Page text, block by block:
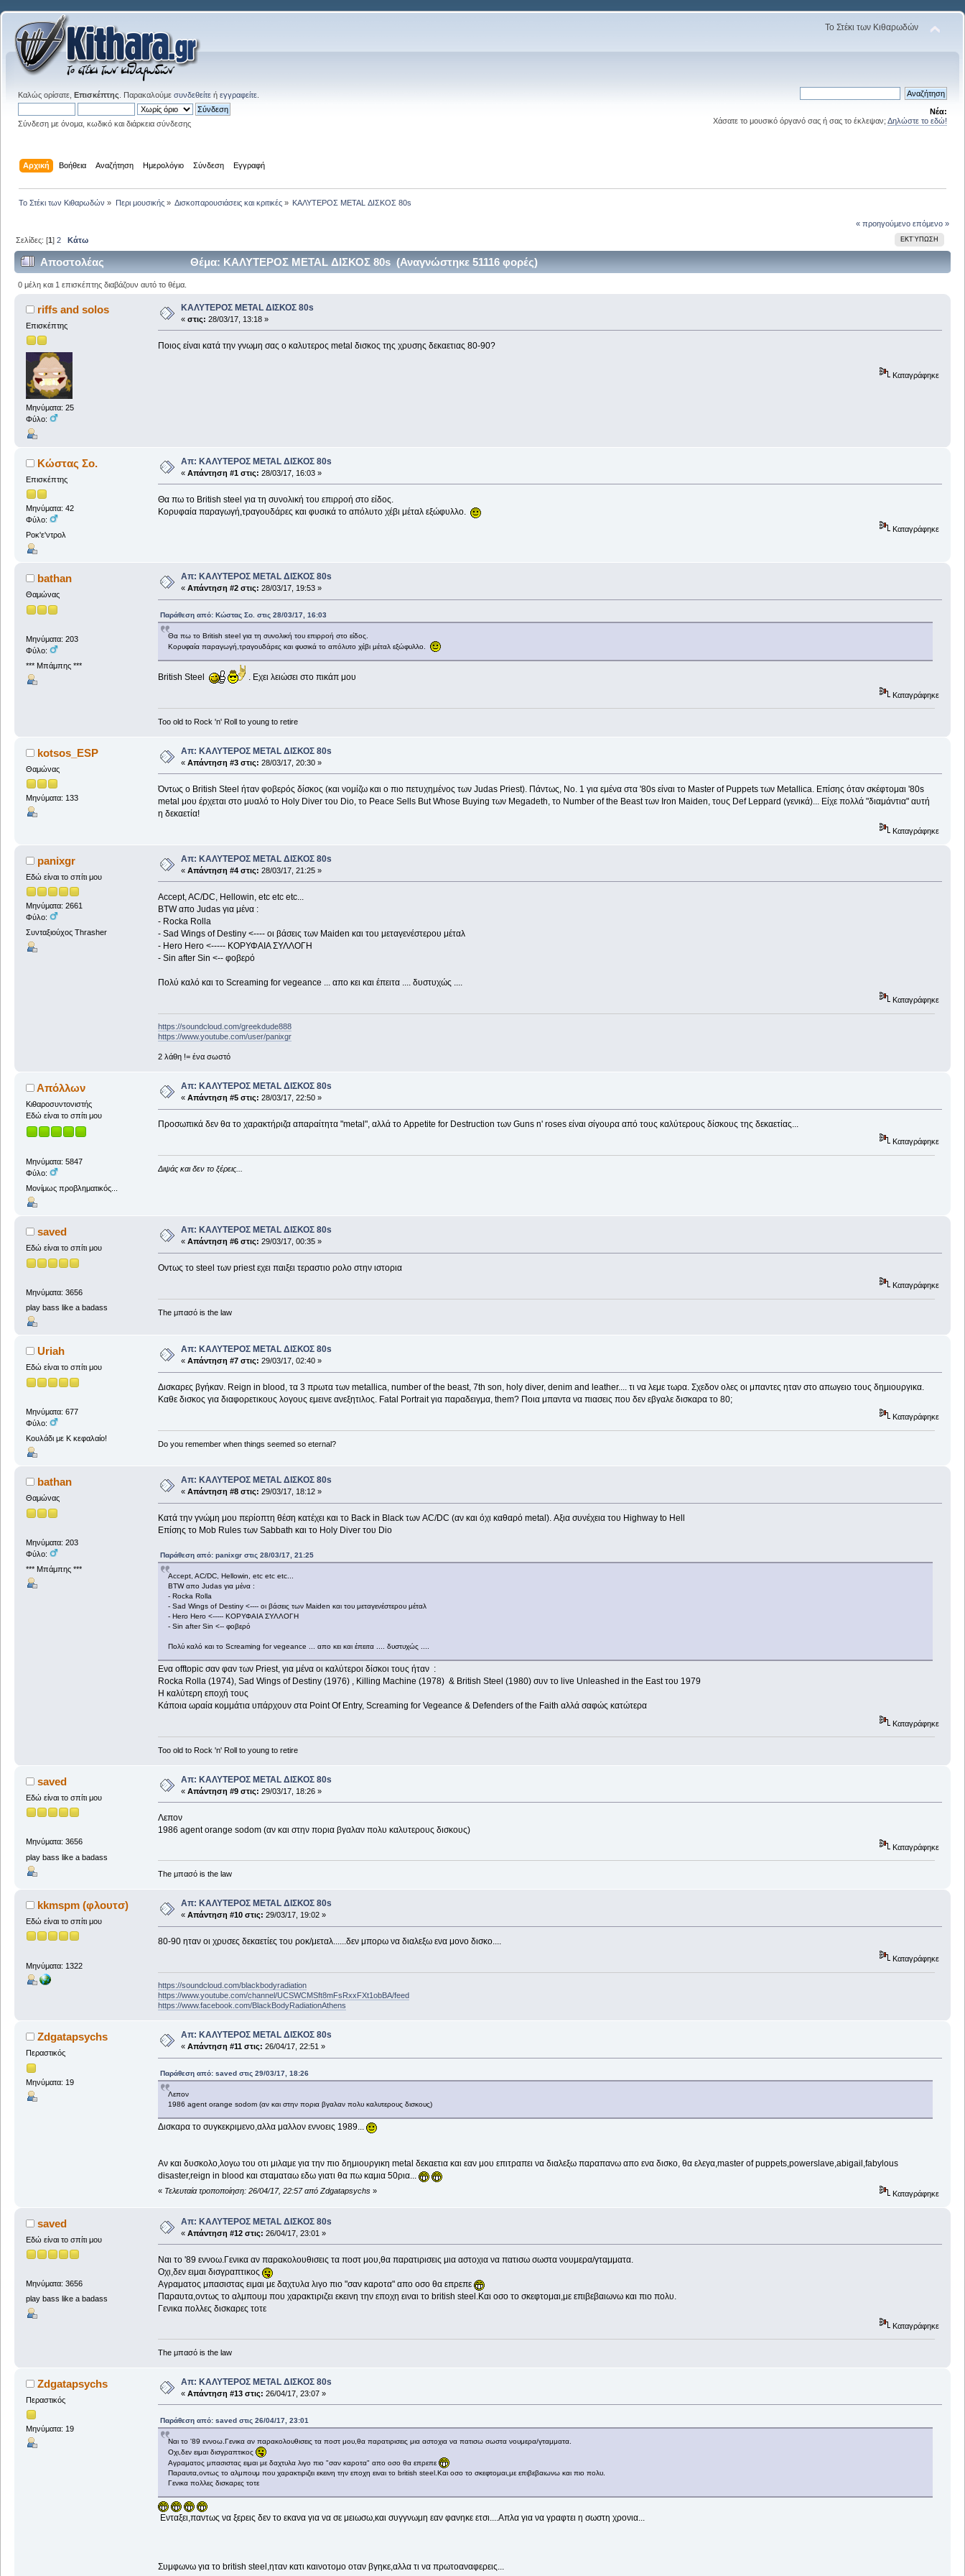
Το Στέκι των Κιθαρωδών
Καλώς ορίσατε, Επισκέπτης . Παρακαλούμε συνδεθείτε ή εγγραφείτε
Σύνδεση με όνομα, κωδικό και διάρκεια σύνδεσης
Νέα:
Χάσατε το μουσικό όργανό σας ή σας το έκλεψαν; Δηλώστε το εδώ!
Αρχική Βοήθεια Αναζήτηση Ημερολόγιο Σύνδεση Εγγραφή
Το Στέκι των Κιθαρωδών » Περι μουσικής» Δισκοπαρουσιάσεις και κριτικές» ΚΑΛΥΤΕΡΟΣ METAL ΔΙΣΚΟΣ 80s
« προηγούμενο επόμενο »
ΕΚΤΎΠΩΣΗ
Σελίδες: [1]2 Κάτω
Αποστολέας Θέμα: ΚΑΛΥΤΕΡΟΣ METAL ΔΙΣΚΟΣ 80s (Αναγνώστηκε 51116 φορές)
0 μέλη και 1 επισκέπτης διαβάζουν αυτό το θέμα.
riffs and solos
Επισκέπτης
Μηνύματα: 25
Φύλο:
ΚΑΛΥΤΕΡΟΣ METAL ΔΙΣΚΟΣ 80s
« στις: 28/03/17, 13:18 »
Ποιος είναι κατά την γνωμη σας ο καλυτερος metal δισκος της χρυσης δεκαετιας 80-90?
Καταγράφηκε
Κώστας Σο.
Επισκέπτης
Μηνύματα: 42
Φύλο:
Ροκ'ε'ντρολ
Απ: ΚΑΛΥΤΕΡΟΣ METAL ΔΙΣΚΟΣ 80s
« Απάντηση #1 στις: 28/03/17, 16:03 »
Θα πω το British steel για τη συνολική του επιρροή στο είδος.
Κορυφαία παραγωγή,τραγουδάρες και φυσικά το απόλυτο χέβι μέταλ εξώφυλλο.
Καταγράφηκε
bathan
Θαμώνας
Μηνύματα: 203
Φύλο:
*** Μπάμπης ***
Απ: ΚΑΛΥΤΕΡΟΣ METAL ΔΙΣΚΟΣ 80s
« Απάντηση #2 στις: 28/03/17, 19:53 »
Παράθεση από: Κώστας Σο. στις 28/03/17, 16:03
Θα πω το British steel για τη συνολική του επιρροή στο είδος.
Κορυφαία παραγωγή,τραγουδάρες και φυσικά το απόλυτο χέβι μέταλ εξώφυλλο.
British Steel . Εχει λειώσει στο πικάπ μου
Καταγράφηκε
Too old to Rock 'n' Roll to young to retire
kotsos_ESP
Θαμώνας
Μηνύματα: 133
Απ: ΚΑΛΥΤΕΡΟΣ METAL ΔΙΣΚΟΣ 80s
« Απάντηση #3 στις: 28/03/17, 20:30 »
Όντως ο British Steel ήταν φοβερός δίσκος (και νομίζω και ο πιο πετυχημένος των Judas Priest). Πάντως, Νο. 1 για εμένα στα '80s είναι το Master of Puppets των Metallica. Επίσης όταν σκέφτομαι '80s
metal μου έρχεται στο μυαλό το Holy Diver του Dio, το Peace Sells But Whose Buying των Megadeth, το Number of the Beast των Iron Maiden, τους Def Leppard (γενικά)... Είχε πολλά "διαμάντια" αυτή
η δεκαετία!
Καταγράφηκε
panixgr
Εδώ είναι το σπίτι μου
Μηνύματα: 2661
Φύλο:
Συνταξιούχος Thrasher
Απ: ΚΑΛΥΤΕΡΟΣ METAL ΔΙΣΚΟΣ 80s
« Απάντηση #4 στις: 28/03/17, 21:25 »
Accept, AC/DC, Hellowin, etc etc etc...
BTW απο Judas για μένα :
- Rocka Rolla
- Sad Wings of Destiny <---- οι βάσεις των Maiden και του μεταγενέστερου μέταλ
- Hero Hero <----- ΚΟΡΥΦΑΙΑ ΣΥΛΛΟΓΗ
- Sin after Sin <-- φοβερό
Πολύ καλό και το Screaming for vegeance ... απο κει και έπειτα .... δυστυχώς ....
Καταγράφηκε
https://soundcloud.com/greekdude888
https://www.youtube.com/user/panixgr
2 λάθη != ένα σωστό
Απόλλων
Κιθαροσυντονιστής
Εδώ είναι το σπίτι μου
Μηνύματα: 5847
Φύλο:
Μονίμως προβληματικός...
Απ: ΚΑΛΥΤΕΡΟΣ METAL ΔΙΣΚΟΣ 80s
« Απάντηση #5 στις: 28/03/17, 22:50 »
Προσωπικά δεν θα το χαρακτήριζα απαραίτητα "metal", αλλά το Appetite for Destruction των Guns n' roses είναι σίγουρα από τους καλύτερους δίσκους της δεκαετίας...
Καταγράφηκε
Διψάς και δεν το ξέρεις...
saved
Εδώ είναι το σπίτι μου
Μηνύματα: 3656
play bass like a badass
Απ: ΚΑΛΥΤΕΡΟΣ METAL ΔΙΣΚΟΣ 80s
« Απάντηση #6 στις: 29/03/17, 00:35 »
Οντως το steel των priest εχει παιξει τεραστιο ρολο στην ιστορια
Καταγράφηκε
The μπασό is the law
Uriah
Εδώ είναι το σπίτι μου
Μηνύματα: 677
Φύλο:
Κουλάδι με Κ κεφαλαίο!
Απ: ΚΑΛΥΤΕΡΟΣ METAL ΔΙΣΚΟΣ 80s
« Απάντηση #7 στις: 29/03/17, 02:40 »
Δισκαρες βγήκαν. Reign in blood, τα 3 πρωτα των metallica, number of the beast, 7th son, holy diver, denim and leather.... τι να λεμε τωρα. Σχεδον ολες οι μπαντες ηταν στο απωγειο τους δημιουργικα.
Καθε δισκος για διαφορετικους λογους εμεινε ανεξητιλος. Fatal Portrait για παραδειγμα, them? Ποια μπαντα να πιασεις που δεν εβγαλε δισκαρα το 80;
Καταγράφηκε
Do you remember when things seemed so eternal?
bathan
Θαμώνας
Μηνύματα: 203
Φύλο:
*** Μπάμπης ***
Απ: ΚΑΛΥΤΕΡΟΣ METAL ΔΙΣΚΟΣ 80s
« Απάντηση #8 στις: 29/03/17, 18:12 »
Κατά την γνώμη μου περίοπτη θέση κατέχει και το Back in Black των AC/DC (αν και όχι καθαρό metal). Αξια συνέχεια του Highway to Hell
Επίσης το Mob Rules των Sabbath και το Holy Diver του Dio
Παράθεση από: panixgr στις 28/03/17, 21:25
Accept, AC/DC, Hellowin, etc etc etc...
BTW απο Judas για μένα :
- Rocka Rolla
- Sad Wings of Destiny <---- οι βάσεις των Maiden και του μεταγενέστερου μέταλ
- Hero Hero <----- ΚΟΡΥΦΑΙΑ ΣΥΛΛΟΓΗ
- Sin after Sin <-- φοβερό
Πολύ καλό και το Screaming for vegeance ... απο κει και έπειτα .... δυστυχώς ....
Ενα offtopic σαν φαν των Priest, για μένα οι καλύτεροι δίσκοι τους ήταν :
Rocka Rolla (1974), Sad Wings of Destiny (1976) , Killing Machine (1978) & British Steel (1980) συν το live Unleashed in the East του 1979
Η καλύτερη εποχή τους
Κάποια ωραία κομμάτια υπάρχουν στα Point Of Entry, Screaming for Vegeance & Defenders of the Faith αλλά σαφώς κατώτερα
Καταγράφηκε
Too old to Rock 'n' Roll to young to retire
saved
Εδώ είναι το σπίτι μου
Μηνύματα: 3656
play bass like a badass
Απ: ΚΑΛΥΤΕΡΟΣ METAL ΔΙΣΚΟΣ 80s
« Απάντηση #9 στις: 29/03/17, 18:26 »
Λεπον
1986 agent orange sodom (αν και στην πορια βγαλαν πολυ καλυτερους δισκους)
Καταγράφηκε
The μπασό is the law
kkmspm (φλουτσ)
Εδώ είναι το σπίτι μου
Μηνύματα: 1322
Απ: ΚΑΛΥΤΕΡΟΣ METAL ΔΙΣΚΟΣ 80s
« Απάντηση #10 στις: 29/03/17, 19:02 »
80-90 ηταν οι χρυσες δεκαετίες του ροκ/μεταλ......δεν μπορω να διαλεξω ενα μονο δισκο....
Καταγράφηκε
https://soundcloud.com/blackbodyradiation
https://www.youtube.com/channel/UCSWCMSft8mFsRxxFXt1obBA/feed
https://www.facebook.com/BlackBodyRadiationAthens
Zdgatapsychs
Περαστικός
Μηνύματα: 19
Απ: ΚΑΛΥΤΕΡΟΣ METAL ΔΙΣΚΟΣ 80s
« Απάντηση #11 στις: 26/04/17, 22:51 »
Παράθεση από: saved στις 29/03/17, 18:26
Λεπον
1986 agent orange sodom (αν και στην πορια βγαλαν πολυ καλυτερους δισκους)
Δισκαρα το συγκεκριμενο,αλλα μαλλον εννοεις 1989...
Αν και δυσκολο,λογω του οτι μιλαμε για την πιο δημιουργικη metal δεκαετια και εαν μου επιτραπει να διαλεξω παραπανω απο ενα δισκο, θα ελεγα,master of puppets,powerslave,abigail,fabylous
disaster,reign in blood και σταματαω εδω γιατι θα πω καμια 50ρια...
« Τελευταία τροποποίηση: 26/04/17, 22:57 από Zdgatapsychs» Καταγράφηκε
saved
Εδώ είναι το σπίτι μου
Μηνύματα: 3656
play bass like a badass
Απ: ΚΑΛΥΤΕΡΟΣ METAL ΔΙΣΚΟΣ 80s
« Απάντηση #12 στις: 26/04/17, 23:01 »
Ναι το '89 εννοω.Γενικα αν παρακολουθισεις τα ποστ μου,θα παρατιρισεις μια αστοχια να πατισω σωστα νουμερα/γταμματα.
Οχι,δεν ειμαι δισγραπτικος
Αγραματος μπασιστας ειμαι με δαχτυλα λιγο πιο "σαν καροτα" απο οσο θα επρεπε
Παραυτα,οντως το αλμπουμ που χαρακτιριζει εκεινη την εποχη ειναι το british steel.Και οσο το σκεφτομαι,με επιβεβαιωνω και πιο πολυ.
Γενικα πολλες δισκαρες τοτε
Καταγράφηκε
The μπασό is the law
Zdgatapsychs
Περαστικός
Μηνύματα: 19
Απ: ΚΑΛΥΤΕΡΟΣ METAL ΔΙΣΚΟΣ 80s
« Απάντηση #13 στις: 26/04/17, 23:07 »
Παράθεση από: saved στις 26/04/17, 23:01
Ναι το '89 εννοω.Γενικα αν παρακολουθισεις τα ποστ μου,θα παρατιρισεις μια αστοχια να πατισω σωστα νουμερα/γταμματα.
Οχι,δεν ειμαι δισγραπτικος
Αγραματος μπασιστας ειμαι με δαχτυλα λιγο πιο "σαν καροτα" απο οσο θα επρεπε
Παραυτα,οντως το αλμπουμ που χαρακτιριζει εκεινη την εποχη ειναι το british steel.Και οσο το σκεφτομαι,με επιβεβαιωνω και πιο πολυ.
Γενικα πολλες δισκαρες τοτε
Ενταξει,παντως να ξερεις δεν το εκανα για να σε μειωσω,και συγγνωμη εαν φανηκε ετσι....Απλα για να γραφτει η σωστη χρονια...
Συμφωνω για το british steel,ηταν κατι καινοτομο οταν βγηκε,αλλα τι να πρωτοαναφερεις...